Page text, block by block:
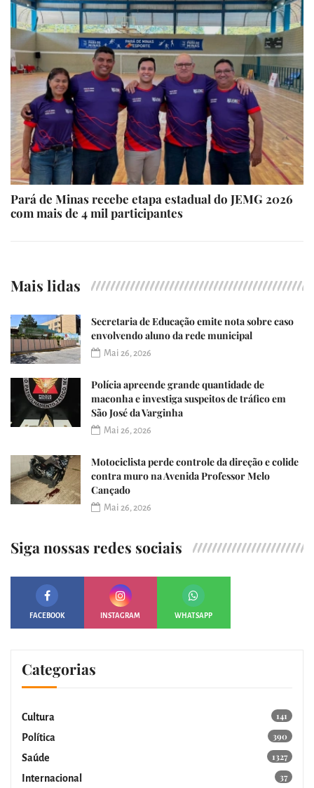
Pará de Minas recebe etapa estadual do JEMG 2026
com mais de 4 mil participantes
Mais lidas
Secretaria de Educação emite nota sobre caso
envolvendo aluno da rede municipal
Mai 26, 2026
Polícia apreende grande quantidade de
maconha e investiga suspeitos de tráfico em
São José da Varginha
Mai 26, 2026
Motociclista perde controle da direção e colide
contra muro na Avenida Professor Melo
Cançado
Mai 26, 2026
Siga nossas redes sociais
FACEBOOK INSTAGRAM WHATSAPP
Categorias
Cultura
141
Política
390
Saúde
1327
Internacional
37